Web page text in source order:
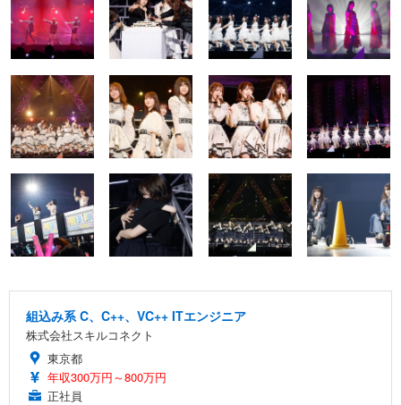
組込み系 C、C++、VC++ ITエンジニア
株式会社スキルコネクト
東京都
年収300万円～800万円
正社員